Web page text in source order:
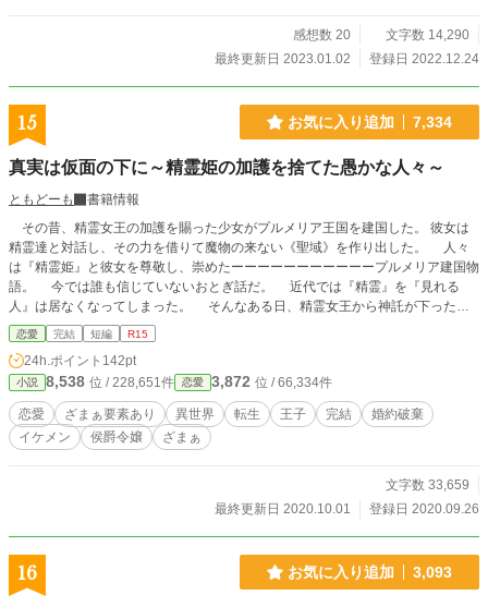
感想数 20
文字数 14,290
最終更新日 2023.01.02
登録日 2022.12.24
15 お気に入り追加 7,334
真実は仮面の下に～精霊姫の加護を捨てた愚かな人々～
ともどーも
書籍情報
その昔、精霊女王の加護を賜った少女がプルメリア王国を建国した。 彼女は
精霊達と対話し、その力を借りて魔物の来ない《聖域》を作り出した。 人々
は『精霊姫』と彼女を尊敬し、崇めたーーーーーーーーーーープルメリア建国物
語。 今では誰も信じていないおとぎ話だ。 近代では『精霊』を『見れる
人』は居なくなってしまった。 そんなある日、精霊女王から神託が下った。
《エルメリーズ侯爵家の長女を精霊姫とする》 その日エルメリーズ侯爵家に
双子が産まれた。 姉アンリーナは精霊姫として厳しく育てられ、妹ローズは
溺愛されて育った。 貴族学園の卒業パーティーで、突然アンリーナは婚約者
の王太子フレデリックに婚約破棄を言い渡された。 神託の《エルメリーズ侯
爵家の長女を精霊姫とする》は《長女》ではなく《少女》だったのでないか。
現にローズに神聖力がある。 本物の精霊姫はローズだったのだとフレデリ
ックは宣言した。 偽物扱いされたアンリーナを自ら国外に出ていこうとし
ーーーーーーーーーーーーーーーーーーー 初心者のフワフワ設定です。 温かく
見守っていただけると嬉しいです。
恋愛 完結 短編 R15
24h.ポイント 142pt
小説 8,538 位 / 228,651件 恋愛 3,872 位 / 66,334件
恋愛 ざまぁ要素あり 異世界 転生 王子 完結
婚約破棄
イケメン
侯爵令嬢 ざまぁ
文字数 33,659
最終更新日 2020.10.01
登録日 2020.09.26
16 お気に入り追加 3,093